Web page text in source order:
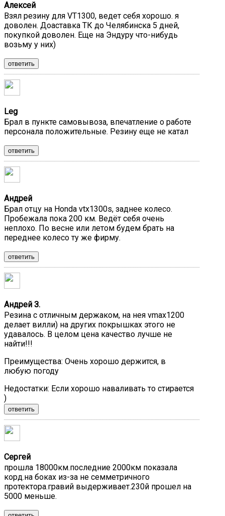
Алексей
Взял резину для VT1300, ведет себя хорошо. я
доволен. Доаставка ТК до Челябинска 5 дней,
покупкой доволен. Еще на Эндуру что-нибудь
возьму у них)
ответить
Leg
Брал в пункте самовывоза, впечатление о работе
персонала положительные. Резину еще не катал
ответить
Андрей
Брал отцу на Honda vtx1300s, заднее колесо.
Пробежала пока 200 км. Ведёт себя очень
неплохо. По весне или летом будем брать на
переднее колесо ту же фирму.
ответить
Андрей З.
Резина с отличным держаком, на нея vmax1200
делает вилли) на других покрышках этого не
удавалось. В целом цена качество лучше не
найти!!!
Преимущества: Очень хорошо держится, в
любую погоду
Недостатки: Если хорошо наваливать то стирается
)
ответить
Сергей
прошла 18000км.последние 2000км показала
корд.на боках из-за не семметричного
протектора.гравий выдерживает.230й прошел на
5000 меньше.